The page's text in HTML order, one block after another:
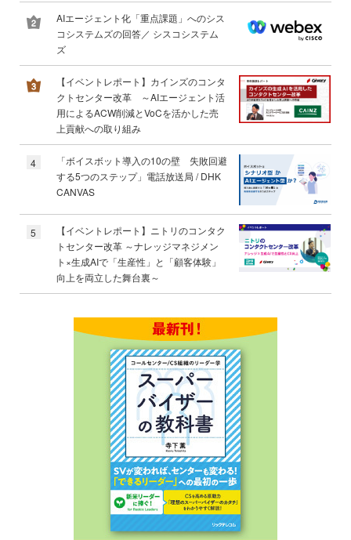
AIエージェント化「重点課題」へのシス
コシステムズの回答／ シスコシステム
ズ
【イベントレポート】カインズのコンタ
クトセンター改革 ～AIエージェント活
用によるACW削減とVoCを活かした売
上貢献への取り組み
4
「ボイスボット導入の10の壁 失敗回避
する5つのステップ」電話放送局 / DHK
CANVAS
5
【イベントレポート】ニトリのコンタク
トセンター改革 ～ナレッジマネジメン
ト×生成AIで「生産性」と「顧客体験」
向上を両立した舞台裏～